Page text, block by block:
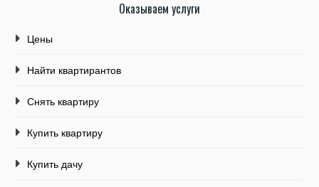
Оказываем услуги
Цены
Найти квартирантов
Снять квартиру
Купить квартиру
Купить дачу